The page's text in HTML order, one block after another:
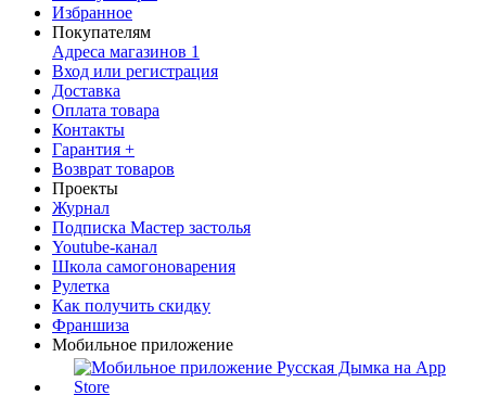
Избранное
Покупателям
Адреса магазинов 1
Вход или регистрация
Доставка
Оплата товара
Контакты
Гарантия +
Возврат товаров
Проекты
Журнал
Подписка Мастер застолья
Youtube-канал
Школа самогоноварения
Рулетка
Как получить скидку
Франшиза
Мобильное приложение